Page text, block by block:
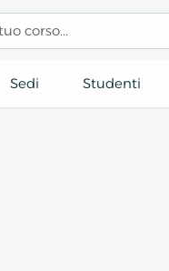
Sedi Studenti